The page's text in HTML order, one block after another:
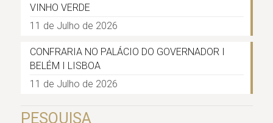
VINHO VERDE
11 de Julho de 2026
CONFRARIA NO PALÁCIO DO GOVERNADOR I
BELÉM I LISBOA
11 de Julho de 2026
PESQUISA